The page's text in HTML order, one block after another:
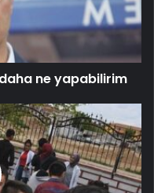
daha ne yapabilirim